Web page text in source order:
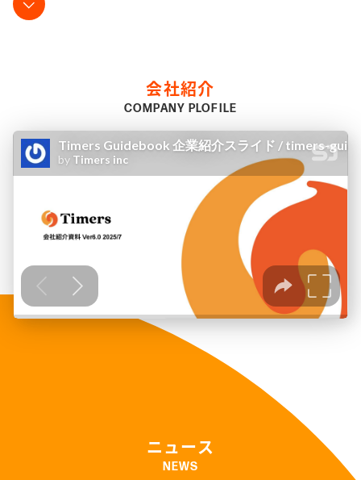
会社と家庭。仕事と遊び。
これまで社会で当たり前とされてきた
様々な二項対立を疑い、
グラデーションのように
溶かすサービスを広げることで、
すべての人が
それぞれの幸せを
追い求められる社会をつくっていきます。
会社紹介
COMPANY PLOFILE
ニュース
NEWS